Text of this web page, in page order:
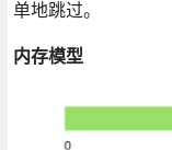
单地跳过。
内存模型